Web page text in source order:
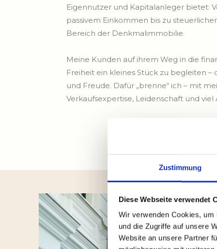
Zustimmung
Diese Webseite verwendet
Wir verwenden Cookies,
und die Zugriffe auf unsere
Website an unsere Partner
Eigennutzer und Kapitalanleger bietet:
passivem Einkommen bis zu
Bereich der Denkmalimmobilie.
Meine Kunden auf ihrem Weg in die
Freiheit ein kleines Stück zu begleiten –
und Freude. Dafür „brenne“ ich – mit
Verkaufsexpertise, Leidenschaft und viel